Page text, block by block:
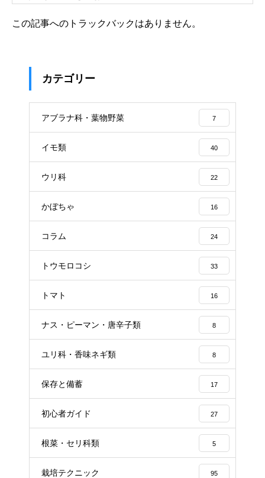
この記事へのトラックバックはありません。
カテゴリー
アブラナ科・葉物野菜 7
イモ類 40
ウリ科 22
かぼちゃ 16
コラム 24
トウモロコシ 33
トマト 16
ナス・ピーマン・唐辛子類 8
ユリ科・香味ネギ類 8
保存と備蓄 17
初心者ガイド 27
根菜・セリ科類 5
栽培テクニック 95